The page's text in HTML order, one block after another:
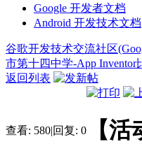
Google 开发者文档
Android 开发技术文档
谷歌开发技术交流社区
市第十四中学-App Inventor
返回列表
查看: 580|回复: 0 【